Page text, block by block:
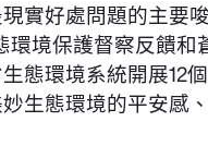
實好處問題的主要
境保護督察反饋
態環境系統開展
生態環境的平安